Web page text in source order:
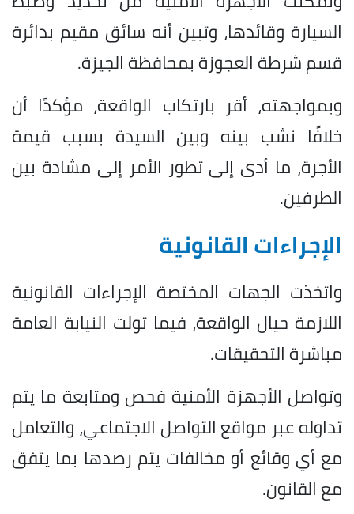
السيارة وقائدها، وتبين أنه سائق مقيم بدائرة
قسم شرطة العجوزة بمحافظة الجيزة.
وبمواجهته، أقر بارتكاب الواقعة، مؤكدًا أن
خلافًا نشب بينه وبين السيدة بسبب قيمة
الأجرة، ما أدى إلى تطور الأمر إلى مشادة بين
الطرفين.
الإجراءات القانونية
واتخذت الجهات المختصة الإجراءات القانونية
اللازمة حيال الواقعة، فيما تولت النيابة العامة
مباشرة التحقيقات.
وتواصل الأجهزة الأمنية فحص ومتابعة ما يتم
تداوله عبر مواقع التواصل الاجتماعي، والتعامل
مع أي وقائع أو مخالفات يتم رصدها بما يتفق
مع القانون.